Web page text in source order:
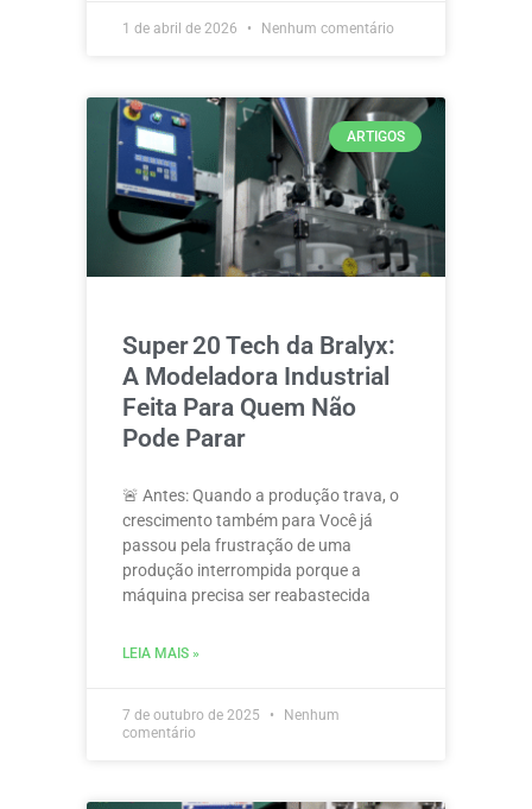
1 de abril de 2026 Nenhum comentário
ARTIGOS
Super 20 Tech da Bralyx:
A Modeladora Industrial
Feita Para Quem Não
Pode Parar
🚨 Antes: Quando a produção trava, o
crescimento também para Você já
passou pela frustração de uma
produção interrompida porque a
máquina precisa ser reabastecida
LEIA MAIS »
7 de outubro de 2025
Nenhum
comentário